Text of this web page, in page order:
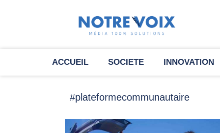
ACCUEIL SOCIETE INNOVATION
#plateformecommunautaire